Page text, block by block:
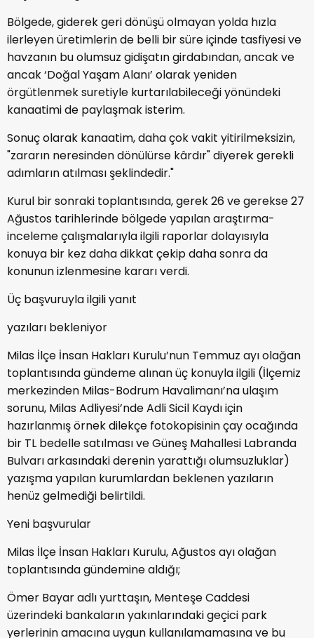
Bölgede, giderek geri dönüşü olmayan yolda hızla
ilerleyen üretimlerin de belli bir süre içinde tasfiyesi ve
havzanın bu olumsuz gidişatın girdabından, ancak ve
ancak ‘Doğal Yaşam Alanı’ olarak yeniden
örgütlenmek suretiyle kurtarılabileceği yönündeki
kanaatimi de paylaşmak isterim.
Sonuç olarak kanaatim, daha çok vakit yitirilmeksizin,
"zararın neresinden dönülürse kârdır" diyerek gerekli
adımların atılması şeklindedir."
Kurul bir sonraki toplantısında, gerek 26 ve gerekse 27
Ağustos tarihlerinde bölgede yapılan araştırma-
inceleme çalışmalarıyla ilgili raporlar dolayısıyla
konuya bir kez daha dikkat çekip daha sonra da
konunun izlenmesine kararı verdi.
Üç başvuruyla ilgili yanıt
yazıları bekleniyor
Milas İlçe İnsan Hakları Kurulu’nun Temmuz ayı olağan
toplantısında gündeme alınan üç konuyla ilgili (İlçemiz
merkezinden Milas-Bodrum Havalimanı’na ulaşım
sorunu, Milas Adliyesi’nde Adli Sicil Kaydı için
hazırlanmış örnek dilekçe fotokopisinin çay ocağında
bir TL bedelle satılması ve Güneş Mahallesi Labranda
Bulvarı arkasındaki derenin yarattığı olumsuzluklar)
yazışma yapılan kurumlardan beklenen yazıların
henüz gelmediği belirtildi.
Yeni başvurular
Milas İlçe İnsan Hakları Kurulu, Ağustos ayı olağan
toplantısında gündemine aldığı;
Ömer Bayar adlı yurttaşın, Menteşe Caddesi
üzerindeki bankaların yakınlarındaki geçici park
yerlerinin amacına uygun kullanılamamasına ve bu